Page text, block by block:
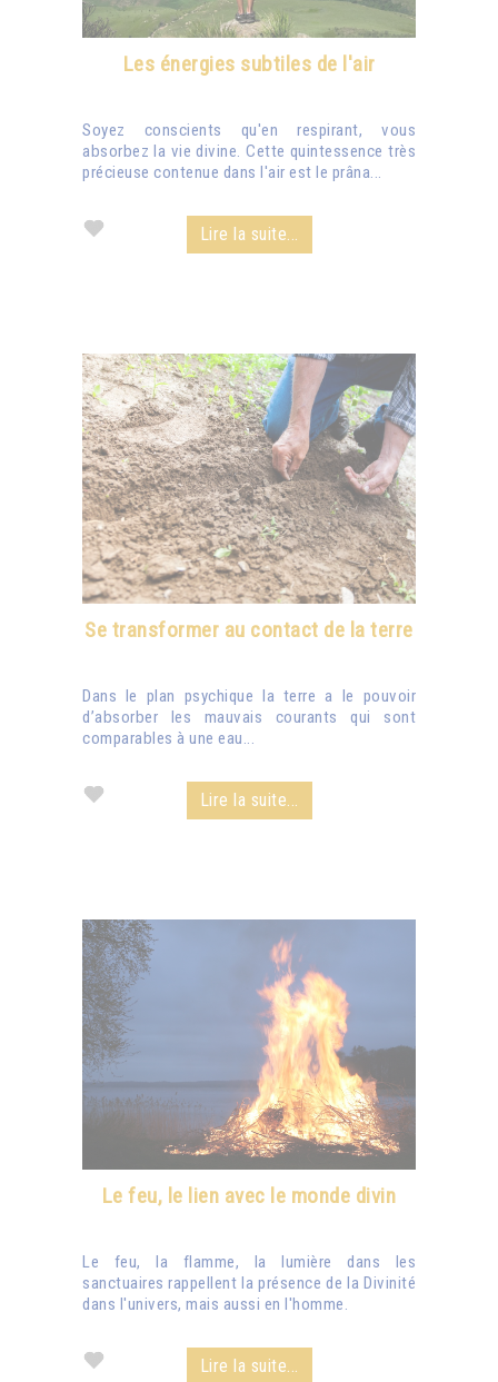
Les énergies subtiles de l'air
Soyez conscients qu'en respirant, vous
absorbez la vie divine. Cette quintessence très
précieuse contenue dans l'air est le prâna...
Lire la suite...
Se transformer au contact de la terre
Dans le plan psychique la terre a le pouvoir
d’absorber les mauvais courants qui sont
comparables à une eau...
Lire la suite...
Le feu, le lien avec le monde divin
Le feu, la flamme, la lumière dans les
sanctuaires rappellent la présence de la Divinité
dans l'univers, mais aussi en l'homme.
Lire la suite...